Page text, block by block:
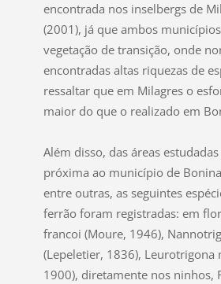
encontrada nos inselbergs de
(2001), já que ambos
vegetação de transição, onde
encontradas altas riquezas de
ressaltar que em Milagres o
maior do que o realizado em
Além disso, das áreas
próxima ao município de
entre outras, as seguintes
ferrão foram registradas: em
francoi (Moure, 1946),
(Lepeletier, 1836), Leurotrigona
1900), diretamente nos ninhos,